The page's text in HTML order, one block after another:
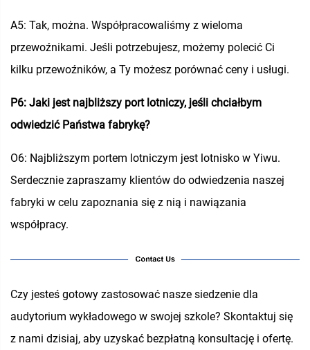
A5: Tak, można. Współpracowaliśmy z wieloma
przewoźnikami. Jeśli potrzebujesz, możemy polecić Ci
kilku przewoźników, a Ty możesz porównać ceny i usługi.
P6: Jaki jest najbliższy port lotniczy, jeśli chciałbym
odwiedzić Państwa fabrykę?
O6: Najbliższym portem lotniczym jest lotnisko w Yiwu.
Serdecznie zapraszamy klientów do odwiedzenia naszej
fabryki w celu zapoznania się z nią i nawiązania
współpracy.
Czy jesteś gotowy zastosować nasze siedzenie dla
audytorium wykładowego w swojej szkole? Skontaktuj się
z nami dzisiaj, aby uzyskać bezpłatną konsultację i ofertę.